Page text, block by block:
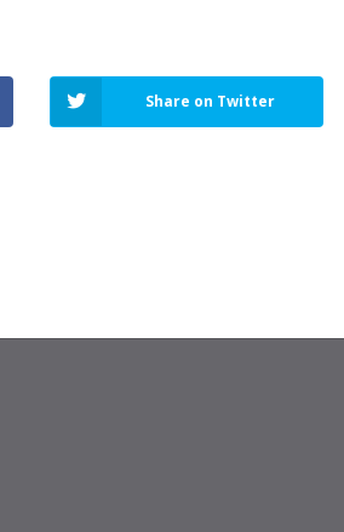
Share on Twitter